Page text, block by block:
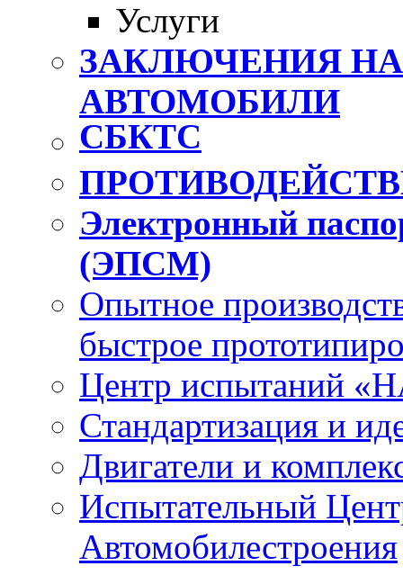
Услуги
ЗАКЛЮЧЕНИЯ
АВТОМОБИЛИ
СБКТС
Электронный
(ЭПСМ)
Опытное
быстрое
Центр испытаний
Стандартизация и
Двигатели и
Испытательный
Автомобилестроения